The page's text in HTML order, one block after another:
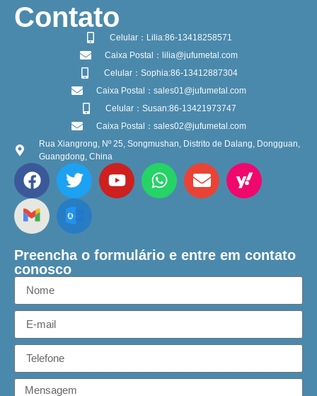
​Contato
Celular：Lilia:86-13418258571
Caixa Postal：lilia@jufumetal.com
Celular：Sophia:86-13412887304
Caixa Postal：sales01@jufumetal.com
Celular：Susan:86-13421973747
Caixa Postal：sales02@jufumetal.com
Rua Xiangrong, Nº 25, Songmushan, Distrito de Dalang, Dongguan,
Guangdong, China
Preencha o formulário e entre em contato
conosco